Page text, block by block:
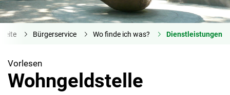
Bürgerservice Wo finde ich was? Dienstleistungen
Vorlesen
Wohngeldstelle